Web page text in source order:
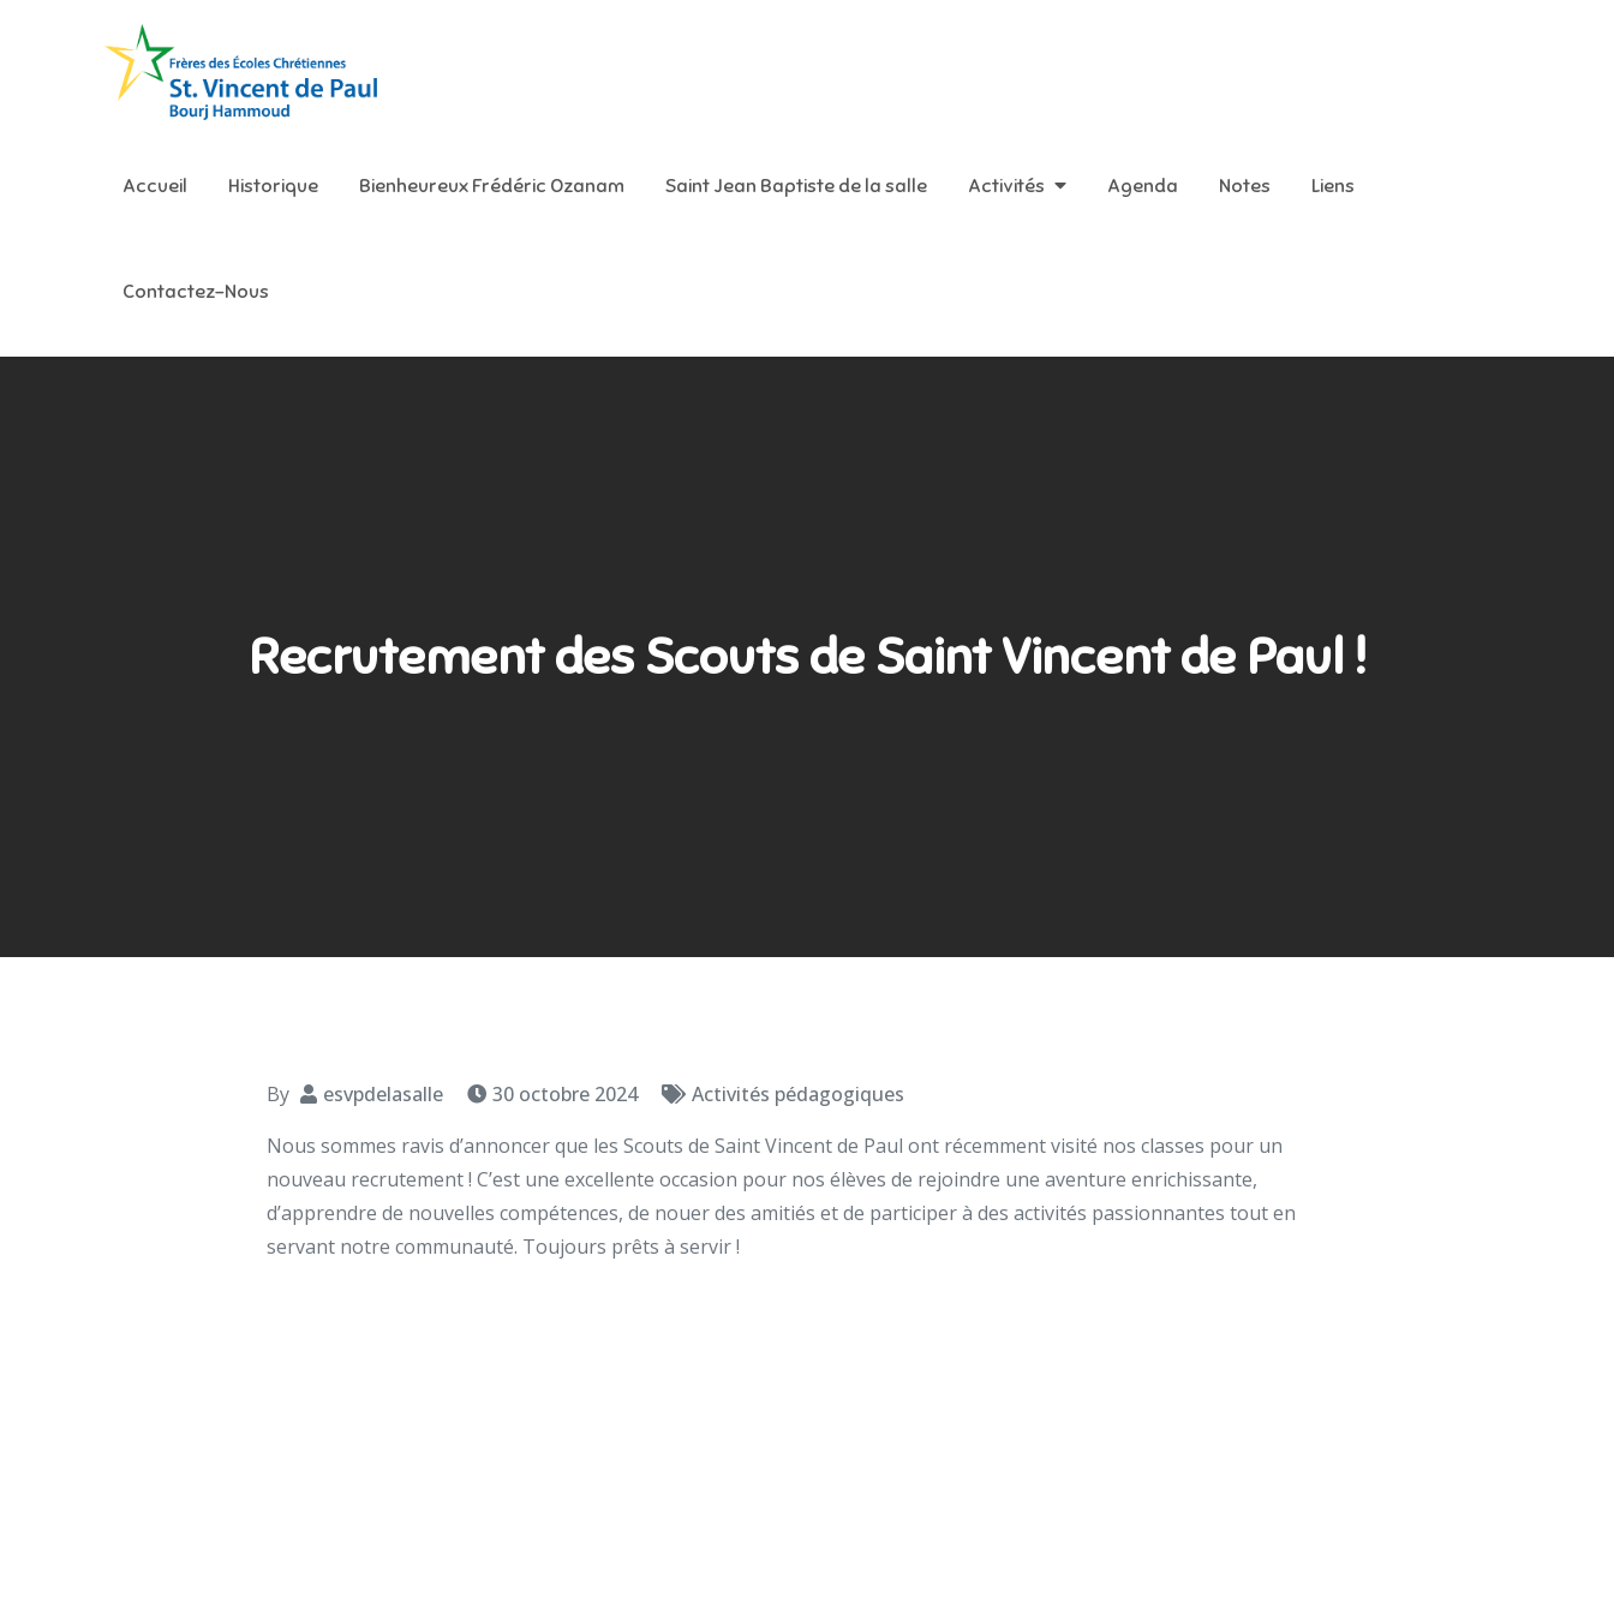
Accueil Historique Bienheureux Frédéric Ozanam Saint Jean Baptiste de la salle Activités Agenda Notes Liens
Contactez-Nous
Recrutement des Scouts de Saint Vincent de Paul !
By esvpdelasalle 30 octobre 2024
Activités pédagogiques
Nous sommes ravis d’annoncer que les Scouts de Saint Vincent de Paul ont récemment visité nos classes pour un
nouveau recrutement ! C’est une excellente occasion pour nos élèves de rejoindre une aventure enrichissante,
d’apprendre de nouvelles compétences, de nouer des amitiés et de participer à des activités passionnantes tout en
servant notre communauté. Toujours prêts à servir !